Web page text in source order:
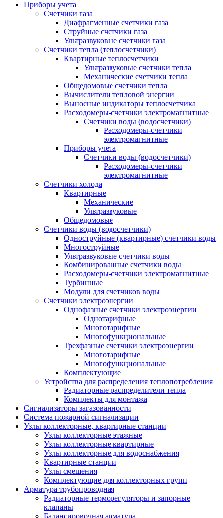
Приборы учета
Счетчики газа
Диафрагменные счетчики газа
Струйные счетчики газа
Ультразвуковые счетчики газа
Счетчики тепла (теплосчетчики)
Квартирные теплосчетчики
Ультразвуковые счетчики тепла
Механические счетчики тепла
Общедомовые счетчики тепла
Вычислители тепловой энергии
Выносные индикаторы теплосчетчика
Расходомеры-счетчики электромагнитные
Счетчики воды (водосчетчики)
Расходомеры-счетчики
электромагнитные
Приборы учета
Счетчики воды (водосчетчики)
Расходомеры-счетчики
электромагнитные
Счетчики холода
Квартирные
Механические
Ультразвуковые
Общедомовые
Счетчики воды (водосчетчики)
Одноструйные (квартирные) счетчики воды
Многоструйные
Ультразвуковые счетчики воды
Комбинированные счетчики воды
Расходомеры-счетчики электромагнитные
Турбинные
Модули для счетчиков воды
Счетчики электроэнергии
Однофазные счетчики электроэнергии
Однотарифные
Многотарифные
Многофункциональные
Трехфазные счетчики электроэнергии
Многотарифные
Многофункциональные
Комплектующие
Устройства для распределения теплопотребления
Радиаторные распределители тепла
Комплекты для монтажа
Сигнализаторы загазованности
Система пожарной сигнализации
Узлы коллекторные, квартирные станции
Узлы коллекторные этажные
Узлы коллекторные квартирные
Узлы коллекторные для водоснабжения
Квартирные станции
Узлы смешения
Комплектующие для коллекторных групп
Арматура трубопроводная
Радиаторные терморегуляторы и запорные
клапаны
Балансировочная арматура